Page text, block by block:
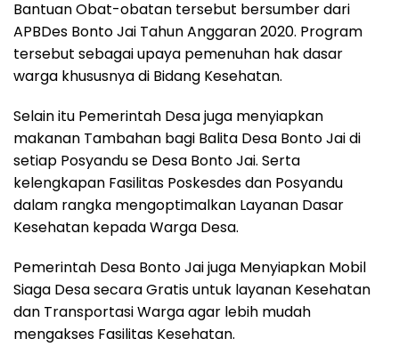
Bantuan Obat-obatan tersebut bersumber dari
APBDes Bonto Jai Tahun Anggaran 2020. Program
tersebut sebagai upaya pemenuhan hak dasar
warga khususnya di Bidang Kesehatan.
Selain itu Pemerintah Desa juga menyiapkan
makanan Tambahan bagi Balita Desa Bonto Jai di
setiap Posyandu se Desa Bonto Jai. Serta
kelengkapan Fasilitas Poskesdes dan Posyandu
dalam rangka mengoptimalkan Layanan Dasar
Kesehatan kepada Warga Desa.
Pemerintah Desa Bonto Jai juga Menyiapkan Mobil
Siaga Desa secara Gratis untuk layanan Kesehatan
dan Transportasi Warga agar lebih mudah
mengakses Fasilitas Kesehatan.